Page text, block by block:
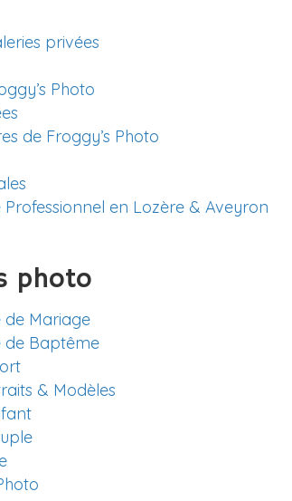
privées
Photo
de Froggy’s Photo
en Lozère & Aveyron
photo
Mariage
de Baptême
& Modèles